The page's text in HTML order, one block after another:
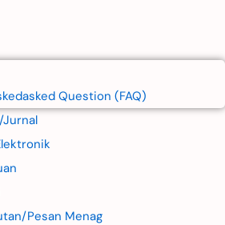
Question (FAQ)
Jurnal
Pesan Menag